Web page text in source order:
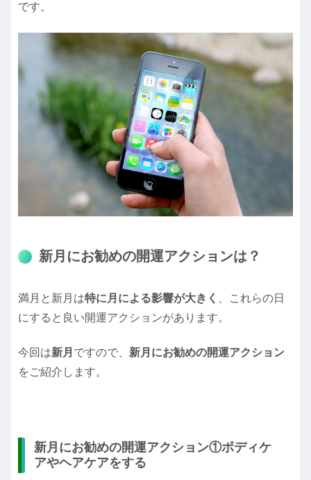
です。
新月にお勧めの開運アクションは？
満月と新月は特に月による影響が大きく
、これらの日
にすると良い開運アクションがあります。
今回は新月 ですので、 新月にお勧めの開運アクション
をご紹介します。
新月にお勧めの開運アクション①ボディケ
アやヘアケアをする